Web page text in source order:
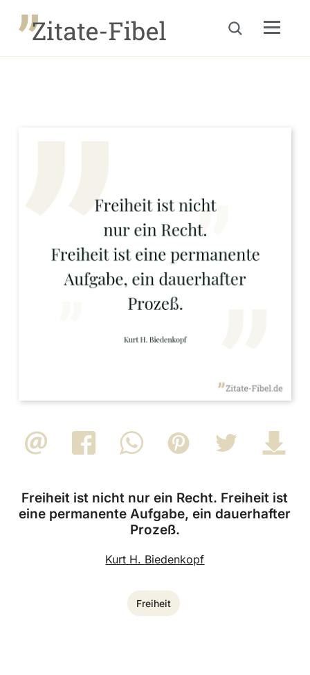
Suche öffnenMenu
Freiheit ist nicht nur ein Recht. Freiheit ist
eine permanente Aufgabe, ein dauerhafter
Prozeß.
Kurt H. Biedenkopf
Freiheit